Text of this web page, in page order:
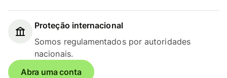
Proteção internacional
Somos regulamentados por autoridades
nacionais.
Abra uma conta